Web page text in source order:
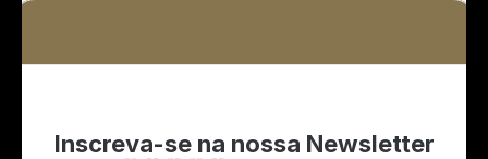
Inscreva-se na nossa Newsletter